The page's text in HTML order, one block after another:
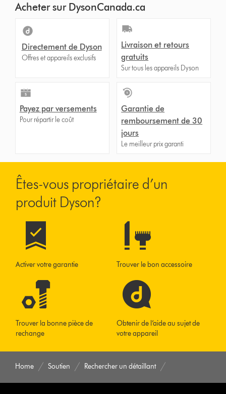
Acheter sur DysonCanada.ca
Directement de Dyson
Offres et appareils exclusifs
Livraison et retours
gratuits
Sur tous les appareils Dyson
Payez par versements
Pour répartir le coût
Garantie de
remboursement de 30
jours
Le meilleur prix garanti
Êtes-vous propriétaire d’un
produit Dyson?
Activer votre garantie Trouver le bon accessoire
Trouver la bonne pièce de
rechange
Obtenir de l’aide au sujet de
votre appareil
Home Soutien Rechercher un détaillant